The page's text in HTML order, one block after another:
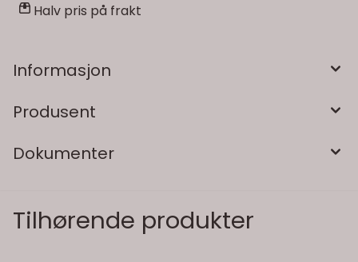
Halv pris på frakt
Informasjon
Produsent
Dokumenter
Tilhørende produkter